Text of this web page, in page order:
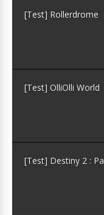
[Test] Rollerdrome
[Test] OlliOlli World
[Test] Destiny 2 :